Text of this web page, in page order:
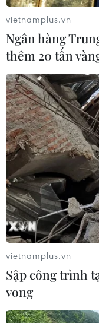
vietnamplus.vn
Ngân hàng
thêm 20 tấn
vietnamplus.vn
Sập công trình
vong